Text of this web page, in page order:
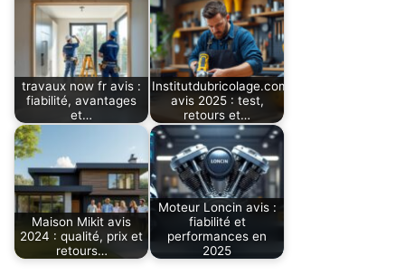
travaux now fr avis :
fiabilité, avantages
et…
Institutdubricolage.com
avis 2025 : test,
retours et…
Maison Mikit avis
2024 : qualité, prix et
retours…
Moteur Loncin avis :
fiabilité et
performances en
2025